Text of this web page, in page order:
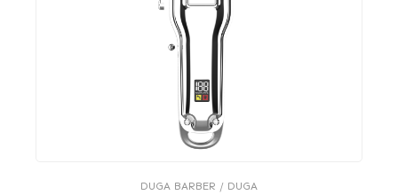
DUGA BARBER / DUGA